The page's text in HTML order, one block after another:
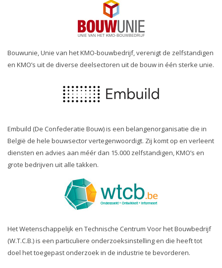
Bouwunie, Unie van het KMO-bouwbedrijf, verenigt de zelfstandigen
en KMO’s uit de diverse deelsectoren uit de bouw in één sterke unie.
Embuild (De Confederatie Bouw) is een belangenorganisatie die in
België de hele bouwsector vertegenwoordigt. Zij komt op en verleent
diensten en advies aan méér dan 15.000 zelfstandigen, KMO’s en
grote bedrijven uit alle takken.
Het Wetenschappelijk en Technische Centrum Voor het Bouwbedrijf
(W.T.C.B.) is een particuliere onderzoeksinstelling en die heeft tot
doel het toegepast onderzoek in de industrie te bevorderen.